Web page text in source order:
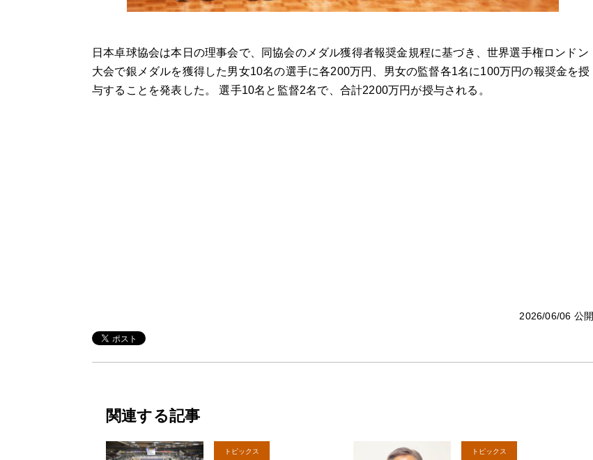
日本卓球協会は本日の理事会で、同協会のメダル獲得者報奨金規程に基づき、世界選手権ロンドン
大会で銀メダルを獲得した男女10名の選手に各200万円、男女の監督各1名に100万円の報奨金を授
与することを発表した。 選手10名と監督2名で、合計2200万円が授与される。
2026/06/06 公開
関連する記事
トピックス トピックス